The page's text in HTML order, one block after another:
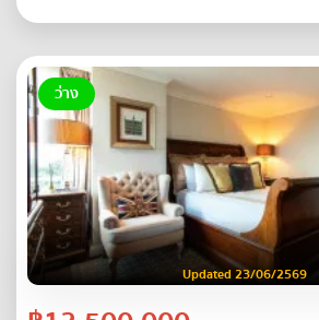
ว่าง
Updated 23/06/2569